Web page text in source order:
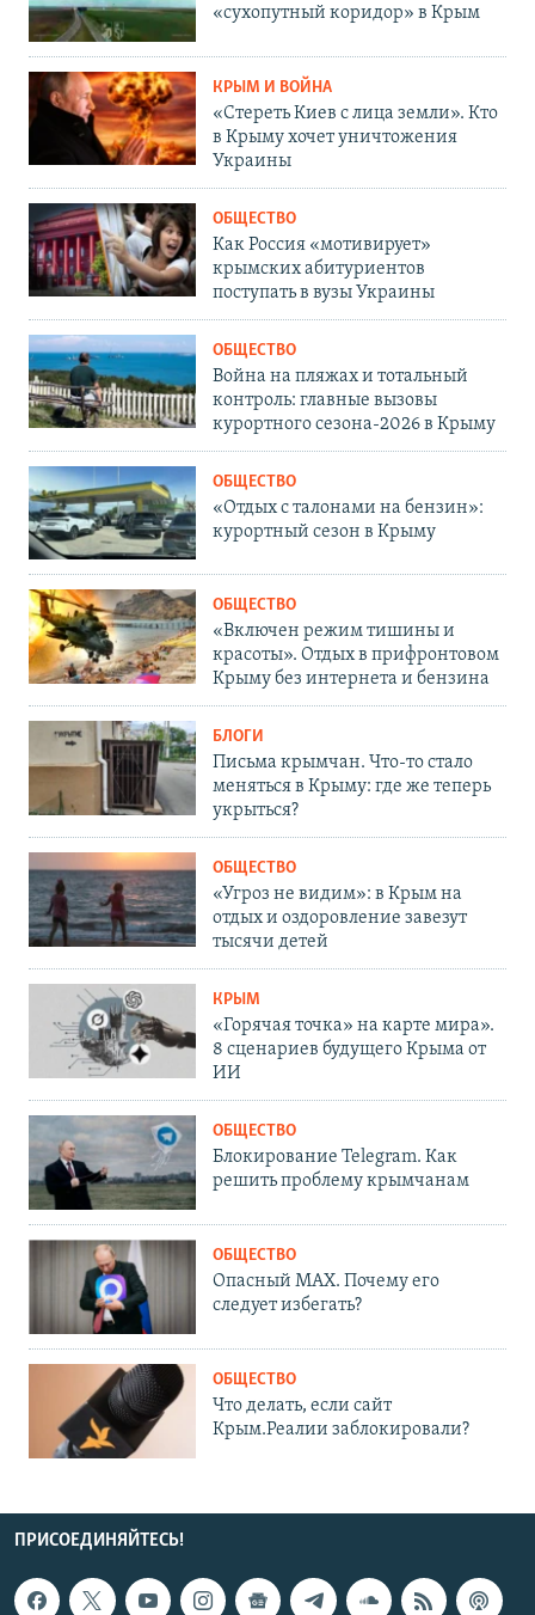
«сухопутный коридор» в Крым
КРЫМ И ВОЙНА
«Стереть Киев с лица земли». Кто
в Крыму хочет уничтожения
Украины
ОБЩЕСТВО
Как Россия «мотивирует»
крымских абитуриентов
поступать в вузы Украины
ОБЩЕСТВО
Война на пляжах и тотальный
контроль: главные вызовы
курортного сезона-2026 в Крыму
ОБЩЕСТВО
«Отдых с талонами на бензин»:
курортный сезон в Крыму
ОБЩЕСТВО
«Включен режим тишины и
красоты». Отдых в прифронтовом
Крыму без интернета и бензина
БЛОГИ
Письма крымчан. Что-то стало
меняться в Крыму: где же теперь
укрыться?
ОБЩЕСТВО
«Угроз не видим»: в Крым на
отдых и оздоровление завезут
тысячи детей
КРЫМ
«Горячая точка» на карте мира».
8 сценариев будущего Крыма от
ИИ
ОБЩЕСТВО
Блокирование Telegram. Как
решить проблему крымчанам
ОБЩЕСТВО
Опасный MAX. Почему его
следует избегать?
ОБЩЕСТВО
Что делать, если сайт
Крым.Реалии заблокировали?
ПРИСОЕДИНЯЙТЕСЬ!